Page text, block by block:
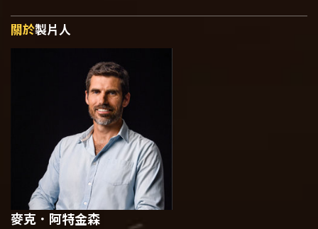
關於製片人
麥克．阿特金森